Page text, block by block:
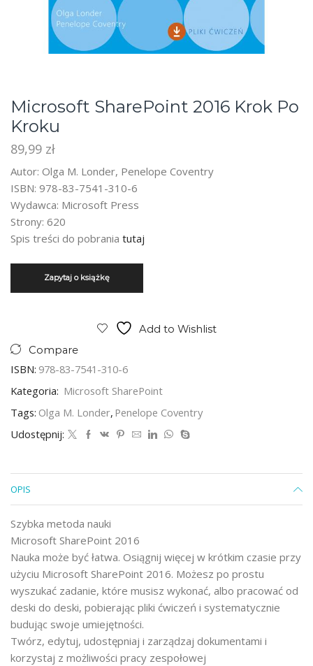
Microsoft SharePoint 2016 Krok Po
Kroku
89,99 zł
Autor: Olga M. Londer, Penelope Coventry
ISBN: 978-83-7541-310-6
Wydawca: Microsoft Press
Strony: 620
Spis treści do pobrania tutaj
Add to Wishlist
Compare
ISBN: 978-83-7541-310-6
Kategoria: Microsoft SharePoint
Tags: Olga M. Londer, Penelope Coventry
Udostępnij:
OPIS
Szybka metoda nauki
Microsoft SharePoint 2016
Nauka może być łatwa. Osiągnij więcej w krótkim czasie przy
użyciu Microsoft SharePoint 2016. Możesz po prostu
wyszukać zadanie, które musisz wykonać, albo pracować od
deski do deski, pobierając pliki ćwiczeń i systematycznie
budując swoje umiejętności.
Twórz, edytuj, udostępniaj i zarządzaj dokumentami i
korzystaj z możliwości pracy zespołowej